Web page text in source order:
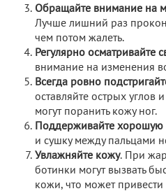
Обращайте внимание на
Лучше лишний раз
чем потом жалеть.
Регулярно осматривайте
внимание на изменения
Всегда ровно
оставляйте острых углов
могут поранить кожу ног.
Поддерживайте хорошую
и сушку между пальцами
Увлажняйте кожу. При
ботинки могут вызвать
кожи, что может